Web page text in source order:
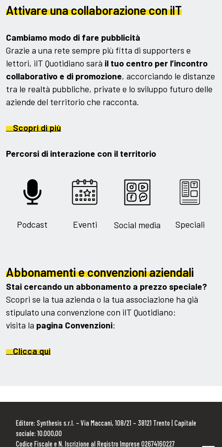
Attivare una collaborazione con ilT
Cambiamo modo di fare pubblicità
Grazie a una rete sempre più fitta di supporters e
lettori, ilT Quotidiano sarà il tuo centro per l’incontro
collaborativo e di promozione, accorciando le distanze
tra le realtà pubbliche, private e lo sviluppo futuro delle
aziende del territorio che racconta.
Scopri di più
Percorsi di interazione con il territorio
Podcast Eventi Social media Speciali
Abbonamenti e convenzioni aziendali
Stai cercando un abbonamento a prezzo speciale?
Scopri se la tua azienda o la tua associazione ha già
stipulato una convenzione con ilT Quotidiano:
visita la pagina Convenzioni:
Clicca qui
Editore: Synthesis s.r.l. – Via Maccani, 108/21 – 38121 Trento | Capitale
sociale: 10.000,00
Codice Fiscale e N. Iscrizione al Registro Imprese 02674160227